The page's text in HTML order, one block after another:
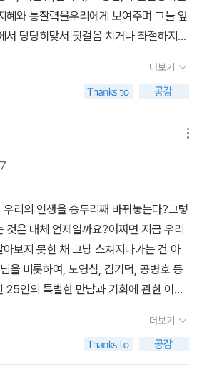
있을지도 모르기 때문이다. 따라서 성
기보다 이제라도 자신만의 기적 같은 한
비해야 하고 이에 대한 자신감과 용기는
나갈 냉철하고도 성숙한 자신의 삶에
들의 실제적인 이야기들이 담겨 있다. 물
모두를 만족시키는 훌륭하고 의미 있는
지만 적어도 그들 자신이 처해있는 환경
갔었는지를, 그리고 기회의 순간이 왔을
것이 미래의 자신에게 바람직한 삶이
노력의 과정에서 우리가 배워야 할 많은
다. 최근 우리나라에 내한하여 공연한바
경우를 보면, 그는 불과 몇 년 전까지만
는 성악가의 꿈을 가지고 있었는데, 어느
로그램의 출연을 계기로 이제는 전 세
되었다. 그는 평소에도 언제나 노래에
혜와 통찰력을우리에게 보여주며 그들 앞
서 당당히맞서 뒷걸음 치거나 좌절하지
진정한 교훈을 줍니다..지금까지 항상 밋
아왔던 저에게도인생이 바뀔 수 있었던
..앞으로라도 <기적같은 한 순간>처럼그
제게 오는 꿈을 꾸며 살고 싶습니다..앞으
만들어 보도록 해야겠단생각입니다..요
라하는 직업을 가진소위 돈 있고 권력있
권력을 축적하기에 급급하고갖은 게 많
족한 것 또한 점점 많아져자기 자신마저
재가 무엇인지 조차모르고 사는 측은한
만난 분들은 하나같이 그 존재만으로도
에게 희망이 되어 주었습니다..저도 저
가에게 희망이 되어 줄 수 있다면얼마나
더보기
리의 인생을 송두리째 바꿔놓는다?그렇
것은 대체 언제일까요?어쩌면 지금 우리
보지 못한 채 그냥 스쳐지나가는 건 아
을 비롯하여, 노영심, 김기덕, 공병호 등
25인의 특별한 만남과 기회에 관한 이야
것,죽음의 공포에서 벗어나 <토지>라는
인은 어떤 기회를 어떻게 붙잡아 지금의
보니 현재의 나 자신을 돌아보게 됩니다.
더보기